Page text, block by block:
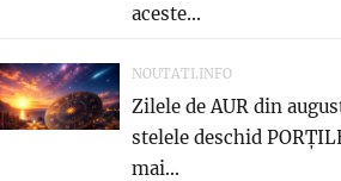
aceste...
NOUTATI.INFO
Zilele de AUR din
stelele deschid
mai...